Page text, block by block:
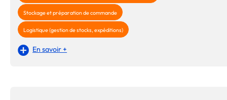
Stockage et préparation de commande
Logistique (gestion de stocks, expéditions)
En savoir +